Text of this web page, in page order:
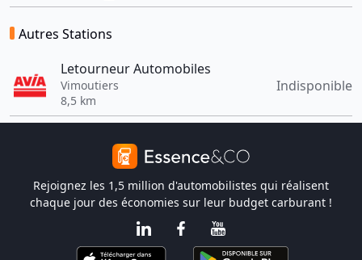
Autres Stations
Letourneur Automobiles
Vimoutiers
8,5 km
Indisponible
Rejoignez les 1,5 million d'automobilistes qui réalisent
chaque jour des économies sur leur budget carburant !